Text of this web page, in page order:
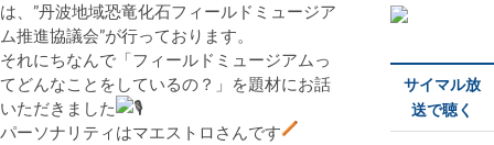
は、”丹波地域恐竜化石フィールドミュージア
ム推進協議会”が行っております。
それにちなんで「フィールドミュージアムっ
てどんなことをしているの？」を題材にお話
いただきました
パーソナリティはマエストロさんです
サイマル放
送で聴く